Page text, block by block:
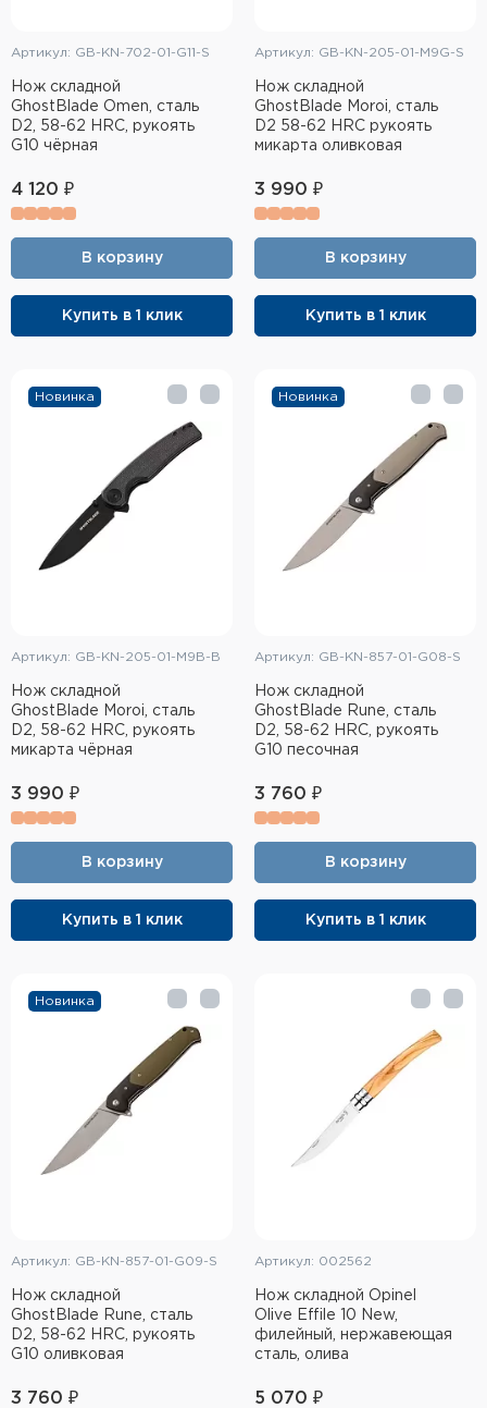
Артикул: GB-KN-702-01-G11-S
Нож складной
GhostBlade Omen, сталь
D2, 58-62 HRC, рукоять
G10 чёрная
4 120 ₽
В корзину
Купить в 1 клик
Артикул: GB-KN-205-01-M9G-S
Нож складной
GhostBlade Moroi, сталь
D2 58-62 HRC рукоять
микарта оливковая
3 990 ₽
В корзину
Купить в 1 клик
Новинка
Артикул: GB-KN-205-01-M9B-B
Нож складной
GhostBlade Moroi, сталь
D2, 58-62 HRC, рукоять
микарта чёрная
3 990 ₽
В корзину
Купить в 1 клик
Новинка
Артикул: GB-KN-857-01-G08-S
Нож складной
GhostBlade Rune, сталь
D2, 58-62 HRC, рукоять
G10 песочная
3 760 ₽
В корзину
Купить в 1 клик
Новинка
Артикул: GB-KN-857-01-G09-S
Нож складной
GhostBlade Rune, сталь
D2, 58-62 HRC, рукоять
G10 оливковая
3 760 ₽
Артикул: 002562
Нож складной Opinel
Olive Effile 10 New,
филейный, нержавеющая
сталь, олива
5 070 ₽